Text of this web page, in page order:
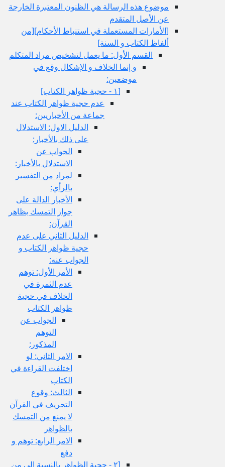
موضوع هذه الرسالة هي الظنون المعتبرة الخارجة
عن الأصل المتقدم
[الأمارات المستعملة في استنباط الأحكام‏][من
ألفاظ الكتاب و السنة]
القسم الأول: ما يعمل لتشخيص مراد المتكلم
و إنما الخلاف و الإشكال وقع في
عدم حجية ظواهر الكتاب عند
جماعة من الأخباريين:
الدليل الاول: الاستدلال
على ذلك بالأخبار:
الاستدلال بالأخبار:
لمراد من التفسير
الأخبار الدالة على
جواز التمسك بظاهر
الدليل الثاني على عدم
حجية ظواهر الكتاب و
الأمر الأول: توهم
الخلاف في حجية
الامر الثاني: لو
اختلفت القراءة في
التحريف في القرآن
لا يمنع من التمسك
الامر الرابع: توهم و
[٢ - حجية الظواهر بالنسبة إلى من